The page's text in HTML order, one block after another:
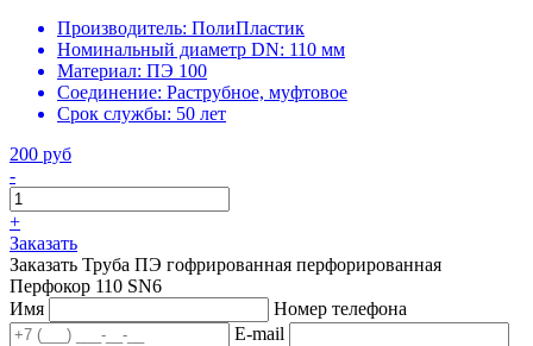
Производитель: ПолиПластик
Номинальный диаметр DN: 110 мм
Материал: ПЭ 100
Соединение: Раструбное, муфтовое
Срок службы: 50 лет
200 руб
-
+
Заказать
Заказать Труба ПЭ гофрированная перфорированная
Перфокор 110 SN6
Имя
Номер телефона
E-mail